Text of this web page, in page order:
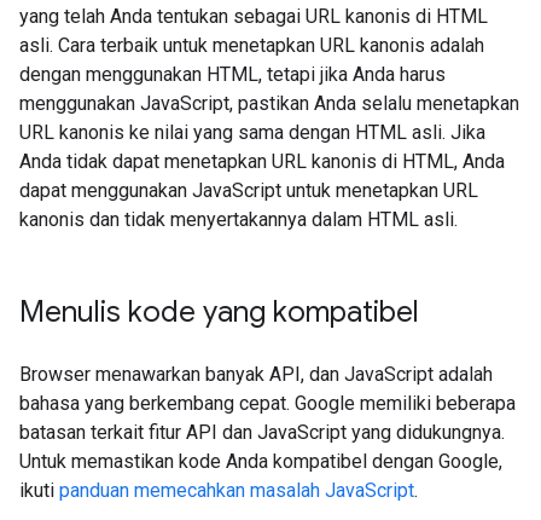
yang telah Anda tentukan sebagai URL kanonis di HTML
asli. Cara terbaik untuk menetapkan URL kanonis adalah
dengan menggunakan HTML, tetapi jika Anda harus
menggunakan JavaScript, pastikan Anda selalu menetapkan
URL kanonis ke nilai yang sama dengan HTML asli. Jika
Anda tidak dapat menetapkan URL kanonis di HTML, Anda
dapat menggunakan JavaScript untuk menetapkan URL
kanonis dan tidak menyertakannya dalam HTML asli.
Menulis kode yang kompatibel
Browser menawarkan banyak API, dan JavaScript adalah
bahasa yang berkembang cepat. Google memiliki beberapa
batasan terkait fitur API dan JavaScript yang didukungnya.
Untuk memastikan kode Anda kompatibel dengan Google,
ikuti panduan memecahkan masalah JavaScript.